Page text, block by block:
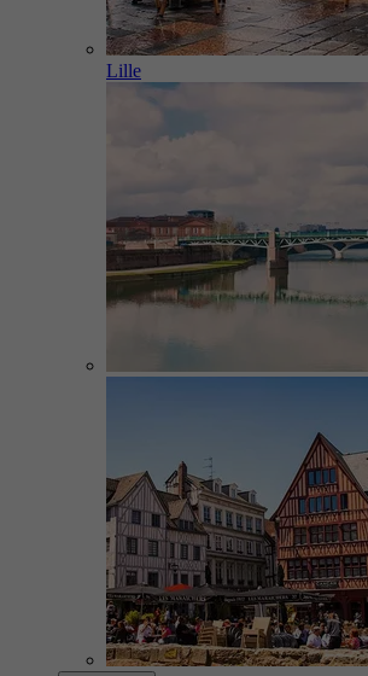
Lille